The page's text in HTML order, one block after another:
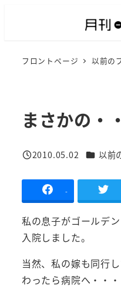
フロントページ 以前の
まさかの・
投稿日
2010.05.02 カテゴ
以前
-
私の息子がゴールデ
入院しました。
当然、私の嫁も同行
わったら病院へ・・